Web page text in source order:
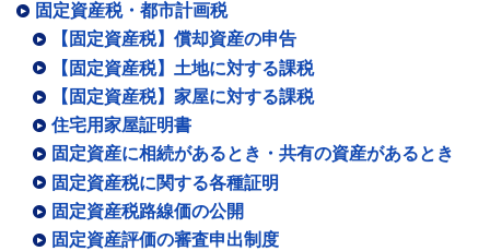
固定資産税・都市計画税
【固定資産税】償却資産の申告
【固定資産税】土地に対する課税
【固定資産税】家屋に対する課税
住宅用家屋証明書
固定資産に相続があるとき・共有の資産があるとき
固定資産税に関する各種証明
固定資産税路線価の公開
固定資産評価の審査申出制度